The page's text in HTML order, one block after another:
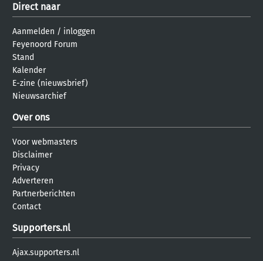
Direct naar
Aanmelden / inloggen
Feyenoord Forum
Stand
Kalender
E-zine (nieuwsbrief)
Nieuwsarchief
Over ons
Voor webmasters
Disclaimer
Privacy
Adverteren
Partnerberichten
Contact
Supporters.nl
Ajax.supporters.nl